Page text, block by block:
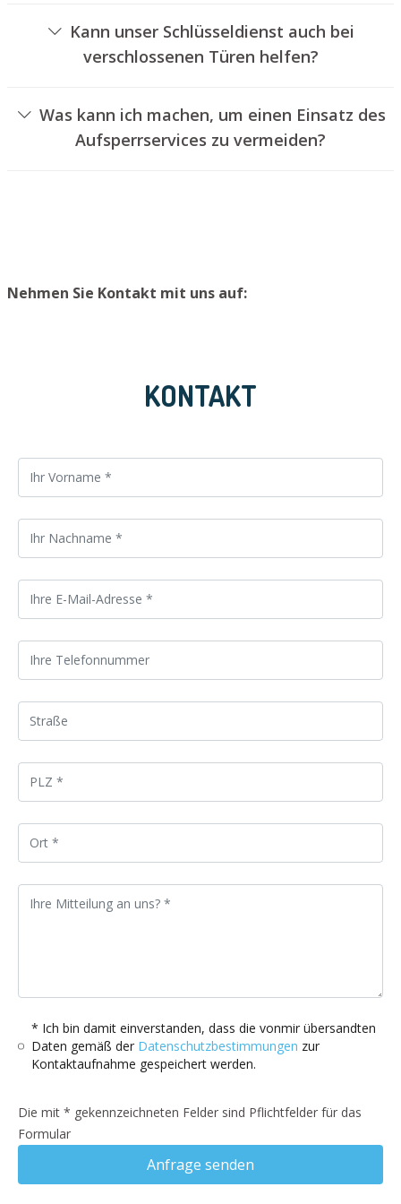
von Schlössern an.Kann unser Schlüsseldienst auch bei
verschlossenen Türen helfen?
Dies kann jedoch in der Regel nicht geschehen, ohne das
Schloss aufzubohren. Wir setzen Ihnen jedoch einen
neuen Schließzylinder ein, sodass die Tür wieder
Was kann ich machen, um einen Einsatz des
Aufsperrservices zu vermeiden?
Nehmen Sie Kontakt mit uns auf:
KONTAKT
* Ich bin damit einverstanden, dass die vonmir übersandten
Daten gemäß der Datenschutzbestimmungen zur
Kontaktaufnahme gespeichert werden.
Die mit * gekennzeichneten Felder sind Pflichtfelder für das
Formular
Anfrage senden